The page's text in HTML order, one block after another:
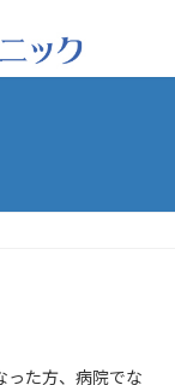
った方、病院でな